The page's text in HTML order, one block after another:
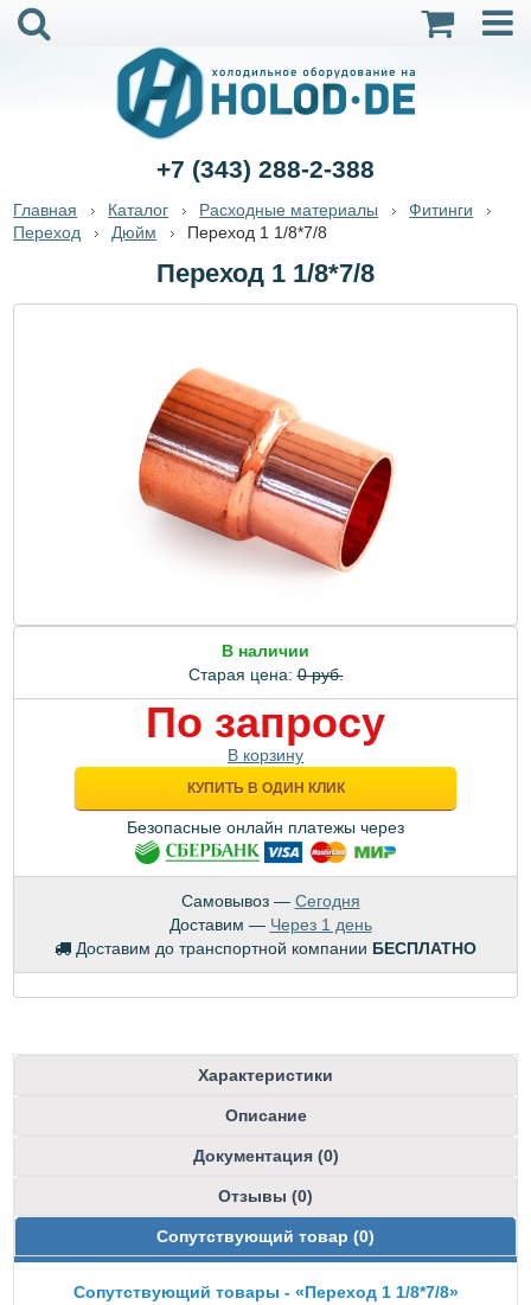
+7 (343) 288-2-388
Главная Каталог Расходные материалы
Фитинги
Переход
Дюйм Переход 1 1/8*7/8
Переход 1 1/8*7/8
В наличии
Старая цена:0 руб.
По запросу
В корзину
КУПИТЬ В ОДИН КЛИК
Безопасные онлайн платежы через
Самовывоз — Сегодня
Доставим — Через 1 день
Доставим до транспортной компании БЕСПЛАТНО
Характеристики
Описание
Документация (0)
Отзывы (0)
Сопутствующий товар (0)
Сопутствующий товары - «Переход 1 1/8*7/8»